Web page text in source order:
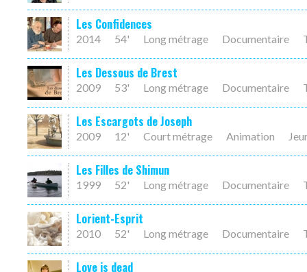
Les Confidences
2014 54' Long métrage Documentaire
Les Dessous de Brest
2009 53' Long métrage Documentaire
Les Escargots de Joseph
2009 12' Court métrage Animation
Les Filles de Shimun
1999 52' Long métrage Documentaire
Lorient-Esprit
2010 52' Long métrage Documentaire
Love is dead